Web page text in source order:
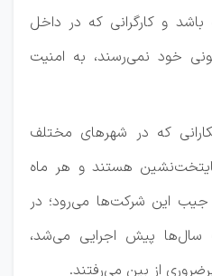
و کارگرانی که در داخل
خود نمی‌رسند، به امنیت
که در شهرهای مختلف
هستند و هر ماه
این شرکت‌ها می‌رود؛ در
سال‌ها پیش اجرایی می‌شد،
از بین می‌رفتند.